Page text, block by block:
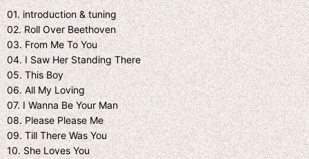
01. introduction & tuning
02. Roll Over Beethoven
03. From Me To You
04. I Saw Her Standing There
05. This Boy
06. All My Loving
07. I Wanna Be Your Man
08. Please Please Me
09. Till There Was You
10. She Loves You